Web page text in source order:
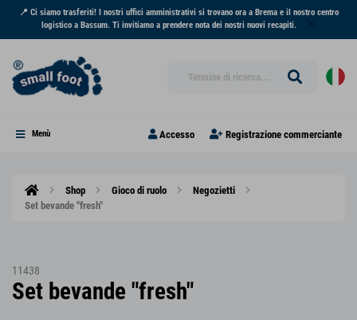
📍 Ci siamo trasferiti! I nostri uffici amministrativi si trovano ora a Brema e il nostro centro
logistico a Bassum. Ti invitiamo a prendere nota dei nostri nuovi recapiti.
Menù Accesso Registrazione commerciante
Shop Gioco di ruolo
Negozietti
Set bevande "fresh"
11438
Set bevande "fresh"